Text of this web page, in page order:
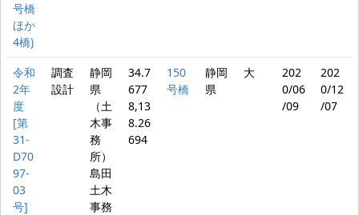
号橋
ほか
4橋)
令和
2年
度
[第
31-
D70
97-
03
号]
調査
設計
静岡
県
（土
木事
務
所）
島田
土木
事務
34.7
677
8,13
8.26
694
150
号橋
静岡
県
大
202
0/06
/09
202
0/12
/07